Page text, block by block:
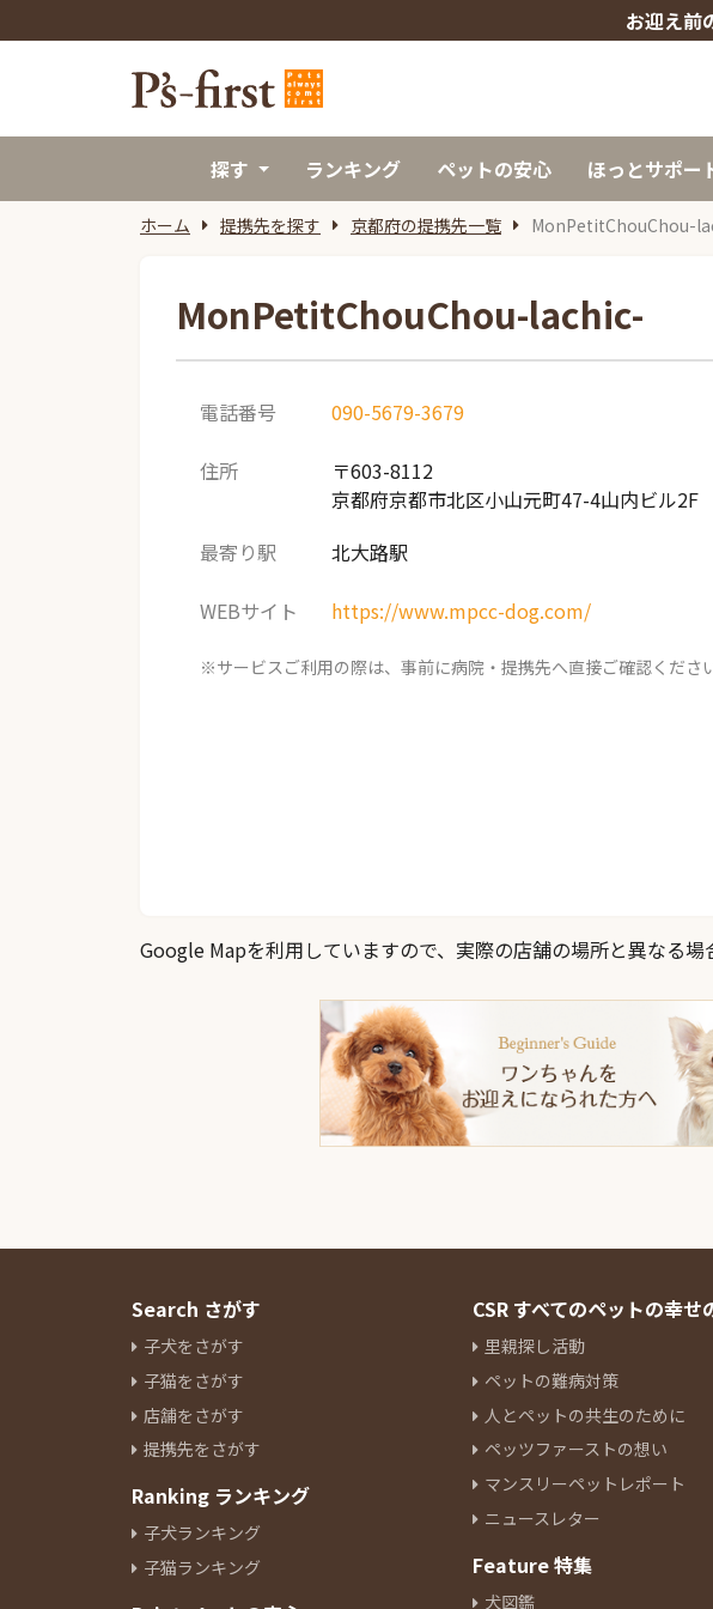
お迎え前
探す ランキング ペットの安心 ほっとサポー
ホーム 提携先を探す 京都府の提携先一覧 MonPetitChouChou-
MonPetitChouChou-lachic-
電話番号 090-5679-3679
住所
〒603-8112
京都府京都市北区小山元町47-4山内ビル2F
最寄り駅
北大路駅
WEBサイト https://www.mpcc-dog.com/
※サービスご利用の際は、事前に病院・提携先へ直接ご確認ください
Google Mapを利用していますので、実際の店舗の場所と異なる
Search さがす
子犬をさがす
子猫をさがす
店舗をさがす
提携先をさがす
Ranking ランキング
子犬ランキング
子猫ランキング
CSR すべてのペットの幸せ
里親探し活動
ペットの難病対策
人とペットの共生のために
ペッツファーストの想い
マンスリーペットレポート
ニュースレター
Feature 特集
犬図鑑